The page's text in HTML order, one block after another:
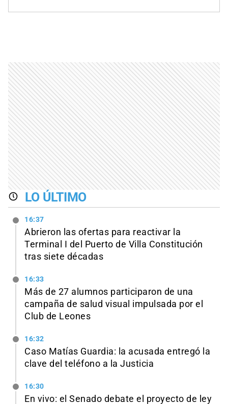
LO ÚLTIMO
16:37
Abrieron las ofertas para reactivar la
Terminal I del Puerto de Villa Constitución
tras siete décadas
16:33
Más de 27 alumnos participaron de una
campaña de salud visual impulsada por el
Club de Leones
16:32
Caso Matías Guardia: la acusada entregó la
clave del teléfono a la Justicia
16:30
En vivo: el Senado debate el proyecto de ley